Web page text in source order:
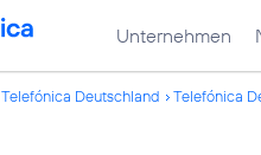
Unternehmen
Telefónica Deutschland Telefónica